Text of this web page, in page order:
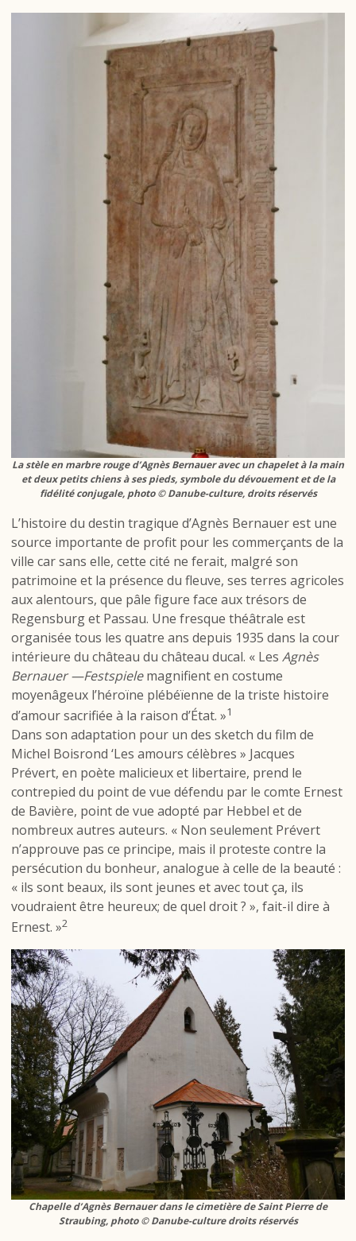
La stèle en marbre rouge d’Agnès Bernauer avec un chapelet à la main
et deux petits chiens à ses pieds, symbole du dévouement et de la
fidélité conjugale, photo © Danube-culture, droits réservés
L’histoire du destin tragique d’Agnès Bernauer est une
source importante de profit pour les commerçants de la
ville car sans elle, cette cité ne ferait, malgré son
patrimoine et la présence du fleuve, ses terres agricoles
aux alentours, que pâle figure face aux trésors de
Regensburg et Passau. Une fresque théâtrale est
organisée tous les quatre ans depuis 1935 dans la cour
intérieure du château du château ducal. « Les Agnès
Bernauer —Festspielemagnifient en costume
moyenâgeux l’héroïne plébéïenne de la triste histoire
d’amour sacrifiée à la raison d’État. »1
Dans son adaptation pour un des sketch du film de
Michel Boisrond ‘Les amours célèbres » Jacques
Prévert, en poète malicieux et libertaire, prend le
contrepied du point de vue défendu par le comte Ernest
de Bavière, point de vue adopté par Hebbel et de
nombreux autres auteurs. « Non seulement Prévert
n’approuve pas ce principe, mais il proteste contre la
persécution du bonheur, analogue à celle de la beauté :
« ils sont beaux, ils sont jeunes et avec tout ça, ils
voudraient être heureux; de quel droit ? », fait-il dire à
Ernest. »2
Chapelle d’Agnès Bernauer dans le cimetière de Saint Pierre de
Straubing, photo © Danube-culture droits réservés